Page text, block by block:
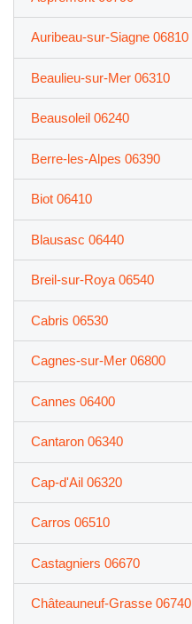
Auribeau-sur-Siagne 06810
Beaulieu-sur-Mer 06310
Beausoleil 06240
Berre-les-Alpes 06390
Biot 06410
Blausasc 06440
Breil-sur-Roya 06540
Cabris 06530
Cagnes-sur-Mer 06800
Cannes 06400
Cantaron 06340
Cap-d'Ail 06320
Carros 06510
Castagniers 06670
Châteauneuf-Grasse 06740